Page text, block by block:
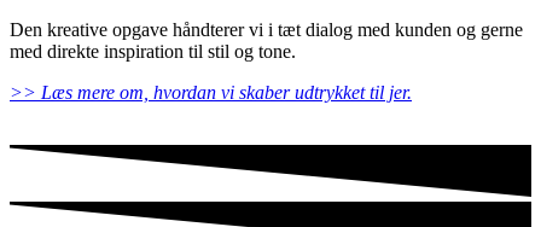
Den kreative opgave håndterer vi i tæt dialog med kunden og gerne
med direkte inspiration til stil og tone.
>> Læs mere om, hvordan vi skaber udtrykket til jer.